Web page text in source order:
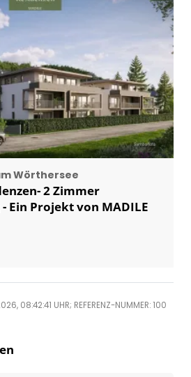
Wörthersee
2 Zimmer
Ein Projekt von MADILE
08:42:41 UHR; REFERENZ-NUMMER: 100